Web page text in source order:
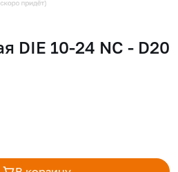
DIE 10-24 NC - D20